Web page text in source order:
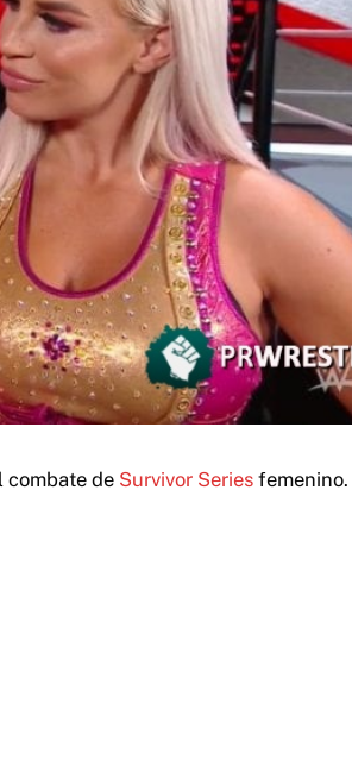
combate de Survivor Series femenino.